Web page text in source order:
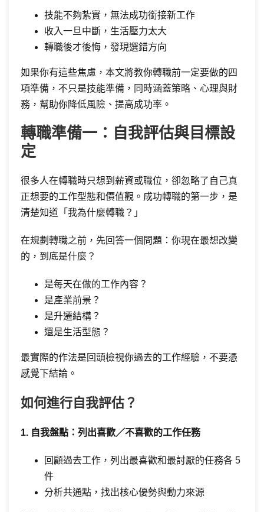
技能不夠紮實，無法成功銜接新工作
收入一旦中斷，生活壓力太大
轉職後才後悔，發現選錯方向
如果你有這些焦慮，本文將教你轉職前一定要做的四
項準備，不只是技能準備，同時涵蓋策略、心理與財
務，幫助你降低風險、提高成功率。
轉職準備一：自我評估與目標設
定
很多人在轉職時只想到薪資或職位，卻忽略了自己真
正想要的工作型態和價值觀。成功轉職的第一步，是
清楚知道「我為什麼轉職？」
在規劃轉職之前，先回答一個問題：你現在最想改變
的，到底是什麼？
是每天在做的工作內容？
是產業前景？
是升遷結構？
還是生活型態？
最實際的作法是回頭檢視你過去的工作經驗，不要憑
感覺下結論。
如何進行自我評估？
1. 自我盤點：列出喜歡／不喜歡的工作任務
回顧過去工作，列出最喜歡和最討厭的任務各 5
件
分析共通點，找出核心優勢與動力來源